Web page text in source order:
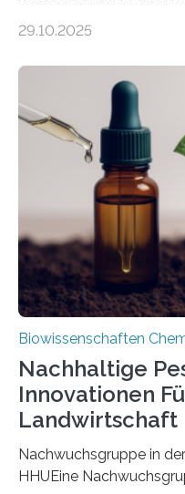
Forschende die bisher
Region Kachin in
ausgezeichnetem
Art einer neuen Gattung
nun den Namen
fossile Nachweis einer
stellt gleichzeitig den
Mückenlarve aus dem
29.10.2025
Biowissenschaften
Nachhaltige
Innovationen
Landwirtschaft
Nachwuchsgruppe in
HHUEine